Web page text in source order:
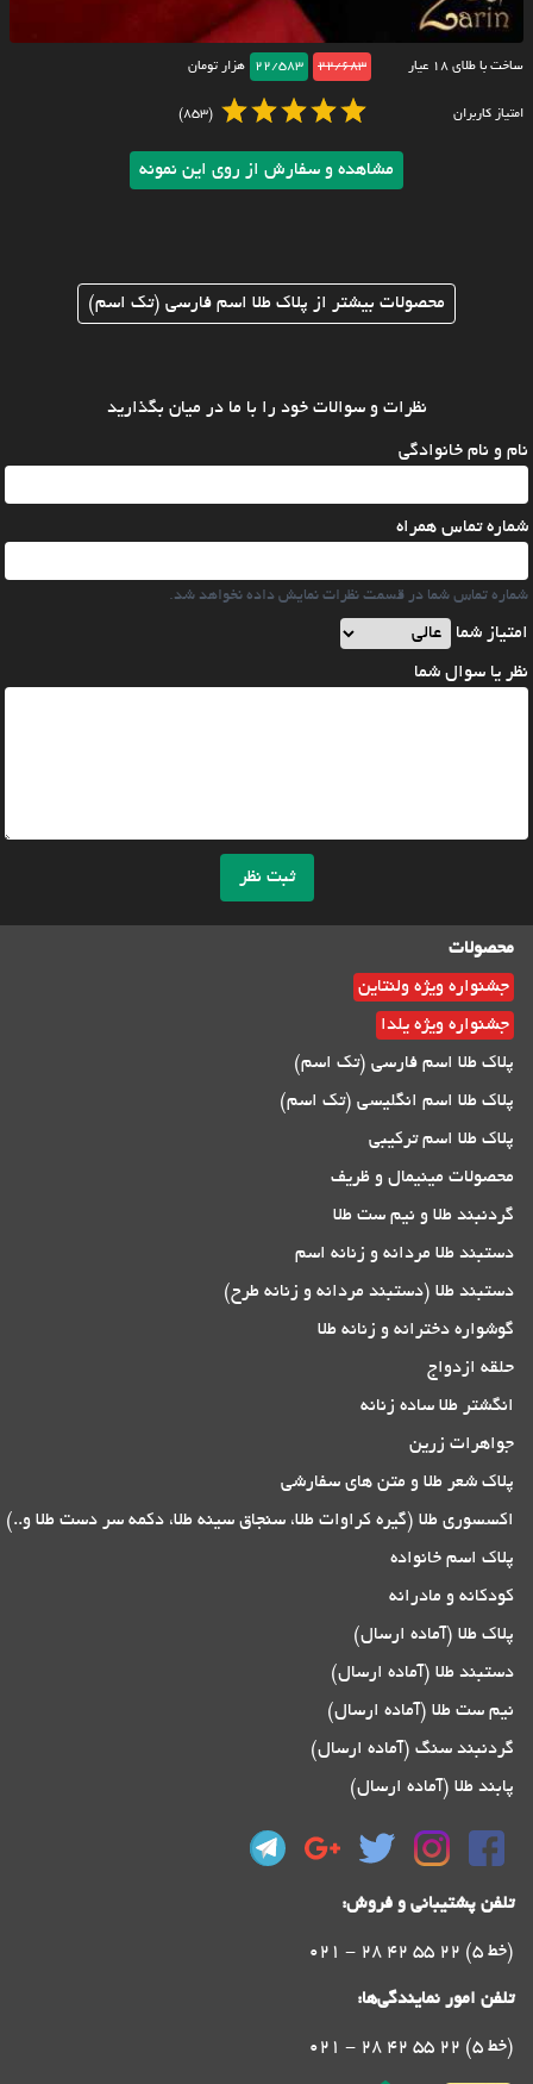
ساخت با طلای ۱۸ عیار 22/683
22/583 هزار تومان
امتیاز کاربران (853)
مشاهده و سفارش از روی این نمونه
محصولات بیشتر از پلاک طلا اسم فارسی (تک اسم)
نظرات و سوالات خود را با ما در میان بگذارید
نام و نام خانوادگی
شماره تماس همراه
شماره تماس شما در قسمت نظرات نمایش داده نخواهد شد.
امتیاز شما
نظر یا سوال شما
ثبت نظر
محصولات
جشنواره ویژه ولنتاین
جشنواره ویژه یلدا
پلاک طلا اسم فارسی (تک اسم)
پلاک طلا اسم انگلیسی (تک اسم)
پلاک طلا اسم ترکیبی
محصولات مینیمال و ظریف
گردنبند طلا و نیم ست طلا
دستبند طلا مردانه و زنانه اسم
دستبند طلا (دستبند مردانه و زنانه طرح)
گوشواره دخترانه و زنانه طلا
حلقه ازدواج
انگشتر طلا ساده زنانه
جواهرات زرین
پلاک شعر طلا و متن های سفارشی
اکسسوری طلا (گیره کراوات طلا، سنجاق سینه طلا، دکمه سر دست طلا و..)
پلاک اسم خانواده
کودکانه و مادرانه
پلاک طلا (آماده ارسال)
دستبند طلا (آماده ارسال)
نیم ست طلا (آماده ارسال)
گردنبند سنگ (آماده ارسال)
پابند طلا (آماده ارسال)
تلفن پشتیبانی و فروش:
021 - 28 42 55 22 (5 خط)
تلفن امور نمایندگی‌ها:
021 - 28 42 55 22 (5 خط)